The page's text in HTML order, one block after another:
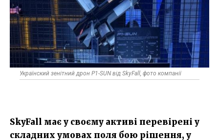
Українский зенітний дрон P1-SUN від SkyFall, фото компанії
SkyFall має у своєму активі перевірені у
складних умовах поля бою рішення, у